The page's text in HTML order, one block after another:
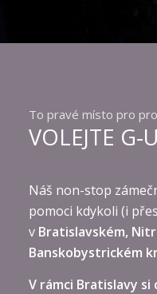
To pravé místo pro
VOLEJTE G-
Náš non-stop
pomoci kdykoli (i
v Bratislavském,
Banskobystrickém
V rámci Bratislavy